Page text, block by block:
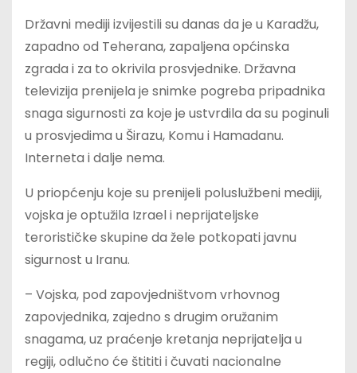
Državni mediji izvijestili su danas da je u Karadžu,
zapadno od Teherana, zapaljena općinska
zgrada i za to okrivila prosvjednike. Državna
televizija prenijela je snimke pogreba pripadnika
snaga sigurnosti za koje je ustvrdila da su poginuli
u prosvjedima u Širazu, Komu i Hamadanu.
Interneta i dalje nema.
U priopćenju koje su prenijeli poluslužbeni mediji,
vojska je optužila Izrael i neprijateljske
terorističke skupine da žele potkopati javnu
sigurnost u Iranu.
– Vojska, pod zapovjedništvom vrhovnog
zapovjednika, zajedno s drugim oružanim
snagama, uz praćenje kretanja neprijatelja u
regiji, odlučno će štititi i čuvati nacionalne